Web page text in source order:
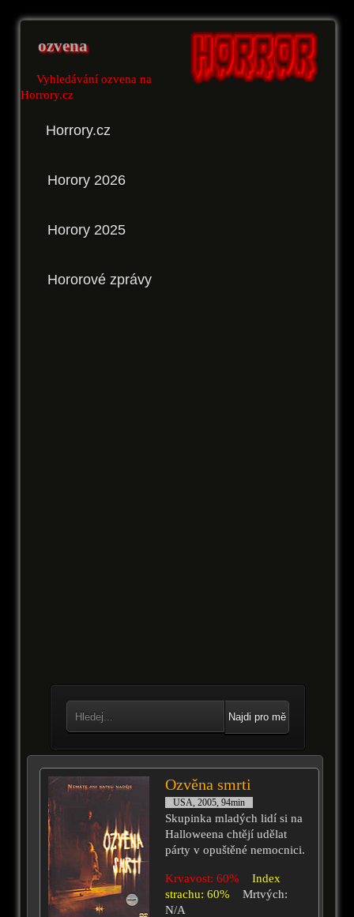
ozvena
Vyhledávání ozvena na
Horrory.cz
Horrory.cz
Horory 2026
Horory 2025
Hororové zprávy
Najdi pro mě
Ozvěna smrti
USA, 2005, 94min
Skupinka mladých lidí si na
Halloweena chtějí udělat
párty v opuštěné nemocnici.
Krvavost: 60%
Index
strachu: 60%
Mrtvých:
N/A